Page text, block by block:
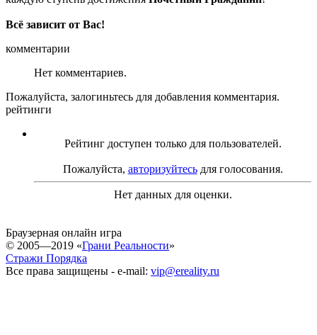
Всё зависит от Вас!
комментарии
Нет комментариев.
Пожалуйста, залогиньтесь для добавления комментария.
рейтинги
Рейтинг доступен только для пользователей.
Пожалуйста, авторизуйтесьдля голосования.
Нет данных для оценки.
Браузерная онлайн игра
© 2005—2019 «Грани Реальности»
Стражи Порядка
Все права защищены - e-mail: vip@ereality.ru